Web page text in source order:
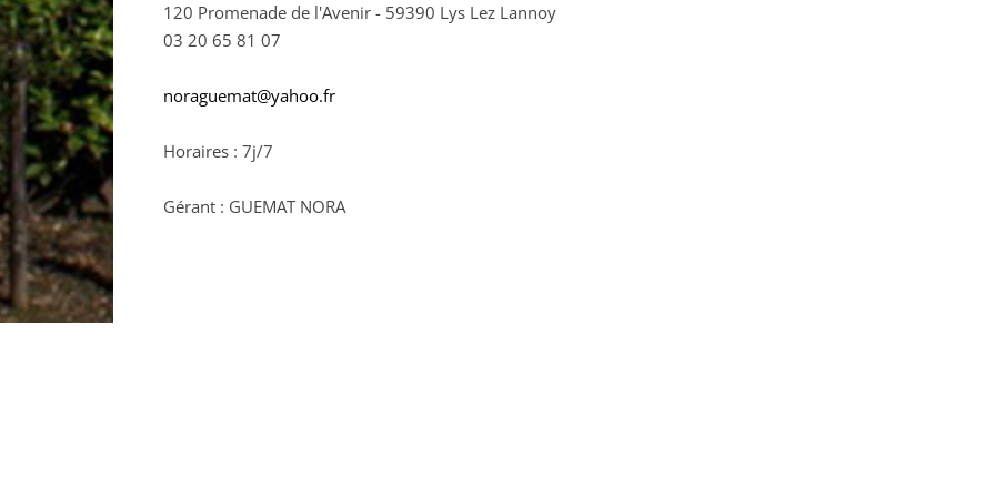
120 Promenade de l'Avenir - 59390 Lys Lez Lannoy
03 20 65 81 07
noraguemat@yahoo.fr
Horaires : 7j/7
Gérant : GUEMAT NORA